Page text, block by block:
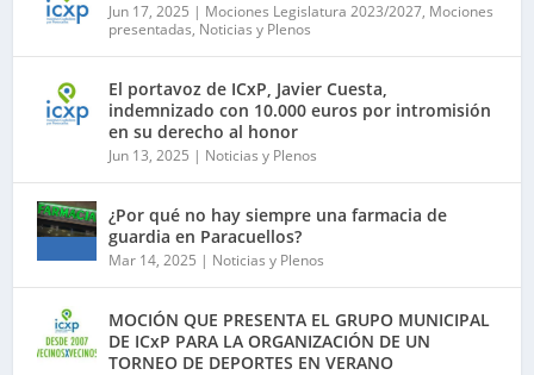
Jun 17, 2025 | Mociones Legislatura 2023/2027, Mociones
presentadas, Noticias y Plenos
El portavoz de ICxP, Javier Cuesta,
indemnizado con 10.000 euros por intromisión
en su derecho al honor
Jun 13, 2025 | Noticias y Plenos
¿Por qué no hay siempre una farmacia de
guardia en Paracuellos?
Mar 14, 2025 | Noticias y Plenos
MOCIÓN QUE PRESENTA EL GRUPO MUNICIPAL
DE ICxP PARA LA ORGANIZACIÓN DE UN
TORNEO DE DEPORTES EN VERANO